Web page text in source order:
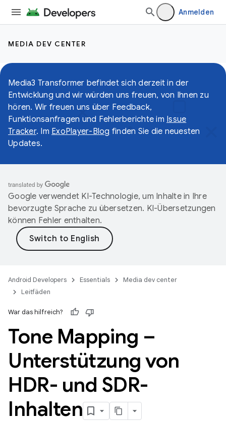
Anmelden
MEDIA DEV CENTER
Media3 Transformer befindet sich derzeit in der
Entwicklung und wir würden uns freuen, von Ihnen zu
hören. Wir freuen uns über Feedback,
Funktionsanfragen und Fehlerberichte im Issue
Tracker. Im ExoPlayer-Blog finden Sie die neuesten
Updates.
Google verwendet KI-Technologie, um Inhalte in Ihre
bevorzugte Sprache zu übersetzen. KI-Übersetzungen
können Fehler enthalten.
Android Developers Essentials
Media dev center
Leitfäden
War das hilfreich?
Tone Mapping –
Unterstützung von
HDR- und SDR-
Inhalten